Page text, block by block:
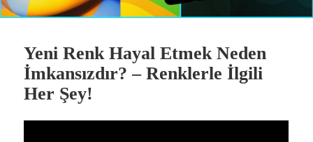
Yeni Renk Hayal Etmek Neden
İmkansızdır? – Renklerle İlgili
Her Şey!